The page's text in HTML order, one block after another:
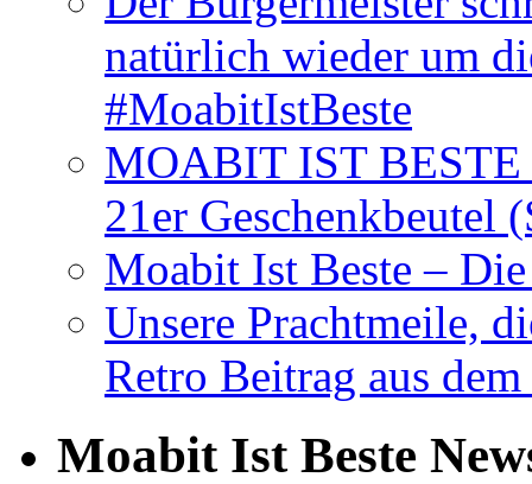
natürlich wieder um
#MoabitIstBeste
MOABIT IST BESTE
21er Geschenkbeutel
Moabit Ist Beste –
Unsere Prachtmeile,
Retro Beitrag aus
Moabit Ist Beste